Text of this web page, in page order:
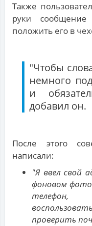
Также
руки
положить его в
"Чтобы
немного
и
добавил он.
После этого
написали:
"Я ввел свой
фоновом фото
проверить